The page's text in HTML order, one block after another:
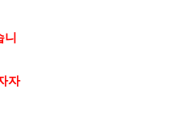
니
자